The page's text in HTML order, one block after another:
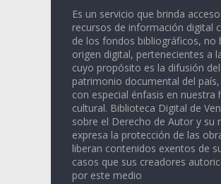
Es un servicio que brinda
recursos de información digital
de los fondos bibliográficos, no
origen digital, pertenecientes a
cuyo propósito es la difusión
patrimonio documental del
con especial énfasis en nuestra
cultural. Biblioteca Digital de
sobre el Derecho de Autor y su
expresa la protección de las
liberan contenidos exentos de
casos que sus creadores
por este medio